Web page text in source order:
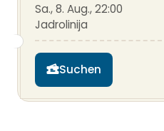
Sa., 8. Aug., 22:00
Jadrolinija
Suchen